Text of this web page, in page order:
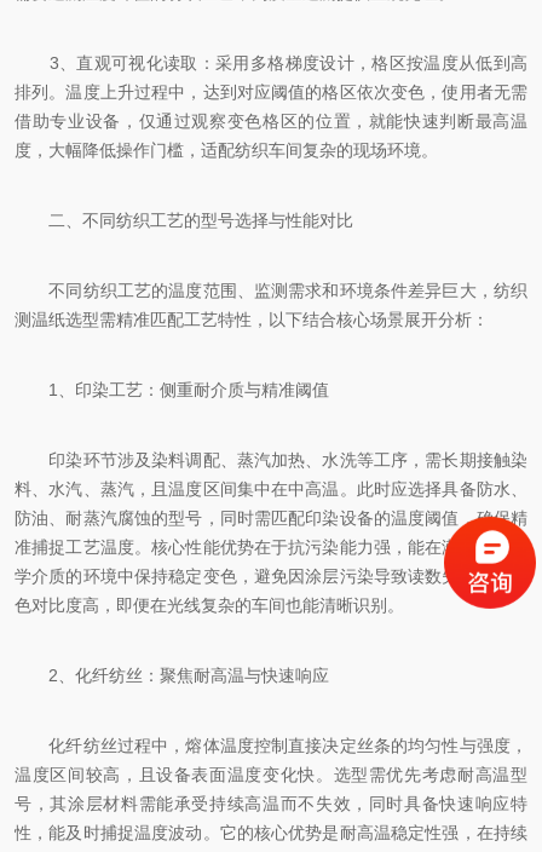
3、直观可视化读取：采用多格梯度设计，格区按温度从低到高
排列。温度上升过程中，达到对应阈值的格区依次变色，使用者无需
借助专业设备，仅通过观察变色格区的位置，就能快速判断最高温
度，大幅降低操作门槛，适配纺织车间复杂的现场环境。
二、不同纺织工艺的型号选择与性能对比
不同纺织工艺的温度范围、监测需求和环境条件差异巨大，纺织
测温纸选型需精准匹配工艺特性，以下结合核心场景展开分析：
1、印染工艺：侧重耐介质与精准阈值
印染环节涉及染料调配、蒸汽加热、水洗等工序，需长期接触染
料、水汽、蒸汽，且温度区间集中在中高温。此时应选择具备防水、
防油、耐蒸汽腐蚀的型号，同时需匹配印染设备的温度阈值，确保精
准捕捉工艺温度。核心性能优势在于抗污染能力强，能在潮湿、多化
学介质的环境中保持稳定变色，避免因涂层污染导致读数失真，且显
色对比度高，即便在光线复杂的车间也能清晰识别。
2、化纤纺丝：聚焦耐高温与快速响应
化纤纺丝过程中，熔体温度控制直接决定丝条的均匀性与强度，
温度区间较高，且设备表面温度变化快。选型需优先考虑耐高温型
号，其涂层材料需能承受持续高温而不失效，同时具备快速响应特
性，能及时捕捉温度波动。它的核心优势是耐高温稳定性强，在持续